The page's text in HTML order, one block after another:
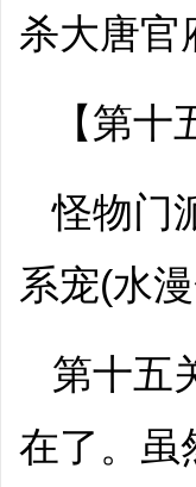
杀大唐官
【第
怪物门
系宠(水
第十五
在了。虽